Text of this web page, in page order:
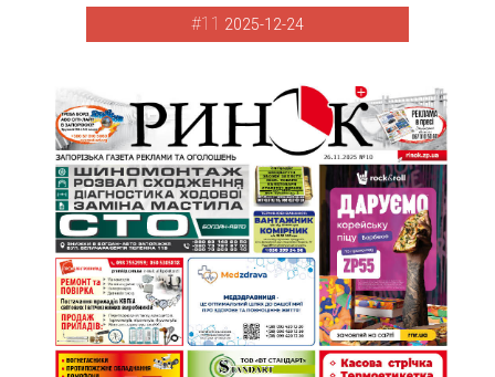
#11 2025-12-24